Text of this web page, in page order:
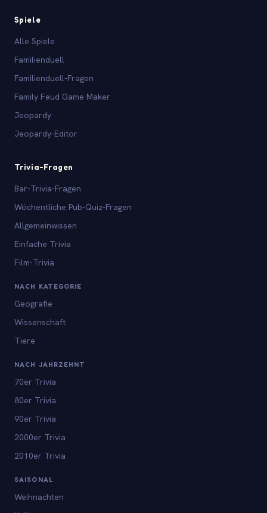
Spiele
Alle Spiele
Familienduell
Familienduell-Fragen
Family Feud Game Maker
Jeopardy
Jeopardy-Editor
Trivia-Fragen
Bar-Trivia-Fragen
Wöchentliche Pub-Quiz-Fragen
Allgemeinwissen
Einfache Trivia
Film-Trivia
NACH KATEGORIE
Geografie
Wissenschaft
Tiere
NACH JAHRZEHNT
70er Trivia
80er Trivia
90er Trivia
2000er Trivia
2010er Trivia
SAISONAL
Weihnachten